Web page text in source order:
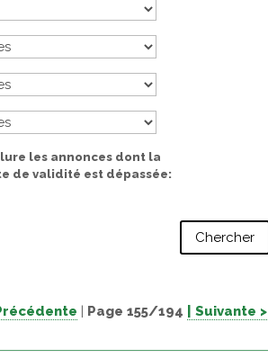
les annonces dont la
de validité est dépassée
Page 155/194 | Suivante >